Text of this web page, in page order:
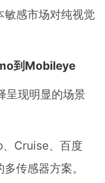
感市场对纯视觉
到Mobileye
呈现明显的场景
Cruise、百度
传感器方案。